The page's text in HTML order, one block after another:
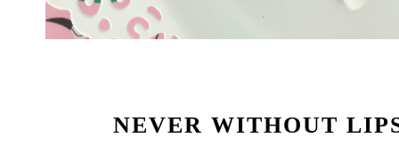
NEVER WITHOUT